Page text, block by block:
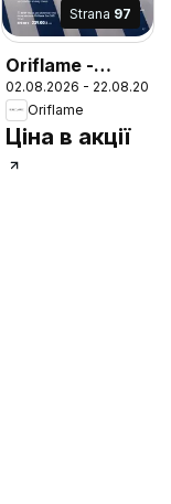
Strana 97
Oriflame -
Каталог 11
02.08.2026 - 22.08.2026
Oriflame
Ціна в акції